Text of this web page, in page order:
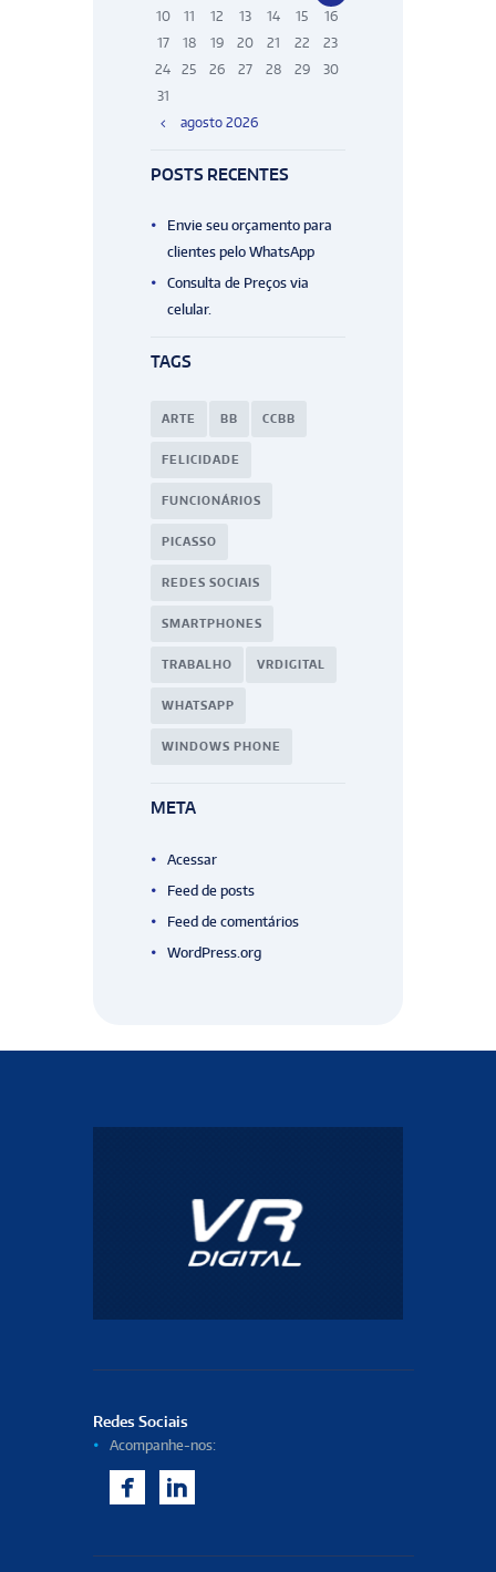
agosto 2026
10
11 12 13 14 15
16
17
18 19 20 21 22
23
24
25 26 27 28 29
30
31
POSTS RECENTES
Envie seu orçamento para
clientes pelo WhatsApp
Consulta de Preços via
celular.
TAGS
ARTE BB CCBB
FELICIDADE
FUNCIONÁRIOS
PICASSO
REDES SOCIAIS
SMARTPHONES
TRABALHO VRDIGITAL
WHATSAPP
WINDOWS PHONE
META
Acessar
Feed de posts
Feed de comentários
WordPress.org
Redes Sociais
Acompanhe-nos:
aceb
inked